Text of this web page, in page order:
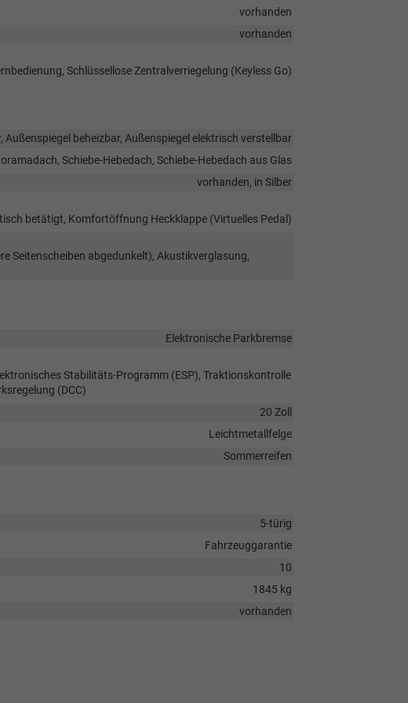
vorhanden
vorhanden
Schlüssellose Zentralverriegelung (Keyless Go)
beheizbar, Außenspiegel elektrisch verstellbar
Schiebe-Hebedach, Schiebe-Hebedach aus Glas
vorhanden, in Silber
betätigt, Komfortöffnung Heckklappe (Virtuelles Pedal)
Seitenscheiben abgedunkelt), Akustikverglasung,
Elektronische Parkbremse
Stabilitäts-Programm (ESP), Traktionskontrolle
(DCC)
20 Zoll
Leichtmetallfelge
Sommerreifen
5-türig
Fahrzeuggarantie
10
1845 kg
vorhanden